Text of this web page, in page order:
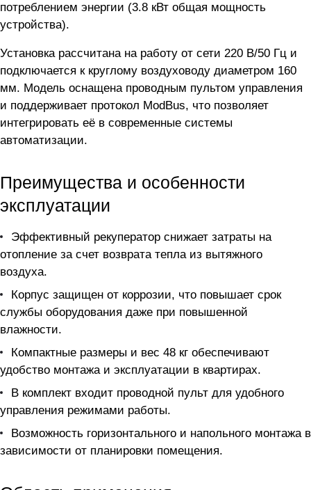
потреблением энергии (3.8 кВт общая мощность
устройства).
Установка рассчитана на работу от сети 220 В/50 Гц и
подключается к круглому воздуховоду диаметром 160
мм. Модель оснащена проводным пультом управления
и поддерживает протокол ModBus, что позволяет
интегрировать её в современные системы
автоматизации.
Преимущества и особенности
эксплуатации
Эффективный рекуператор снижает затраты на
отопление за счет возврата тепла из вытяжного
воздуха.
Корпус защищен от коррозии, что повышает срок
службы оборудования даже при повышенной
влажности.
Компактные размеры и вес 48 кг обеспечивают
удобство монтажа и эксплуатации в квартирах.
В комплект входит проводной пульт для удобного
управления режимами работы.
Возможность горизонтального и напольного монтажа в
зависимости от планировки помещения.